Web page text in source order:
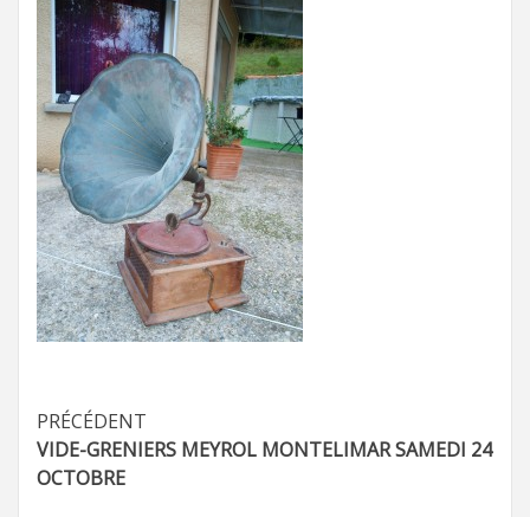
Navigation
d’article
PRÉCÉDENT
VIDE-GRENIERS MEYROL MONTELIMAR SAMEDI 24
OCTOBRE